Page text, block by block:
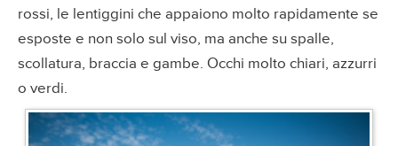
rossi, le lentiggini che appaiono molto rapidamente se
esposte e non solo sul viso, ma anche su spalle,
scollatura, braccia e gambe. Occhi molto chiari, azzurri
o verdi.